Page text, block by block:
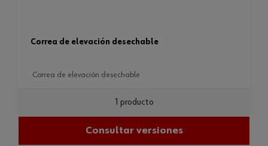
correa de elevación desechable
correa de elevación desechable
1 producto
Consultar versiones